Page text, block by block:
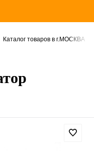
Каталог товаров в г.МОСКВА